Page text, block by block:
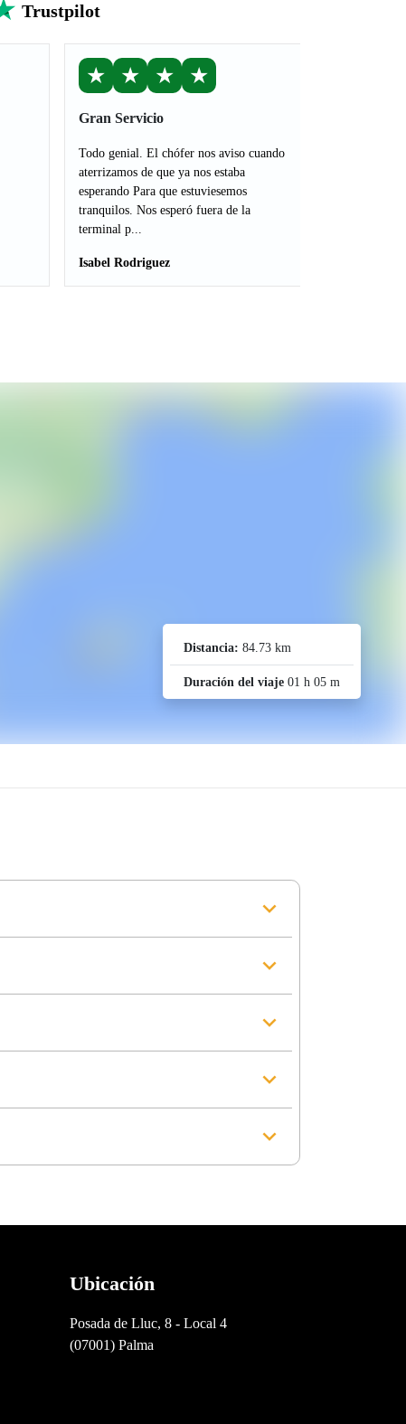
Trustpilot
★ ★ ★ ★
Gran Servicio
Todo genial. El chófer nos aviso cuando
aterrizamos de que ya nos estaba
esperando Para que estuviesemos
tranquilos. Nos esperó fuera de la
terminal p...
Isabel Rodriguez
Distancia: 84.73 km
Duración del viaje 01 h 05 m
Ubicación
Posada de Lluc, 8 - Local 4
(07001) Palma